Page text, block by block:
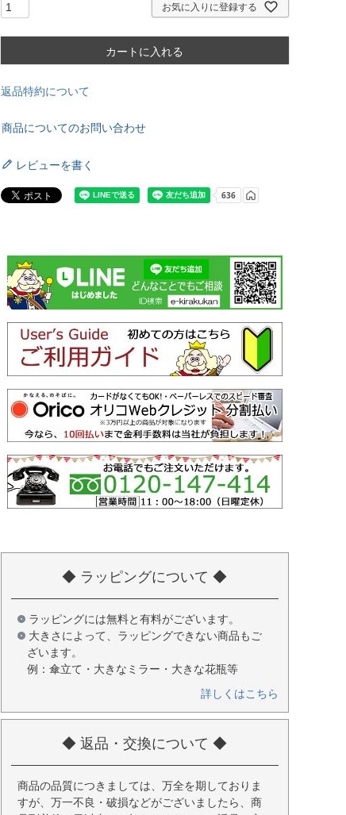
お気に入りに登録する
カートに入れる
返品特約について
商品についてのお問い合わせ
レビューを書く
◆ ラッピングについて ◆
ラッピングには無料と有料がございます。
大きさによって、ラッピングできない商品もご
ざいます。
例：傘立て・大きなミラー・大きな花瓶等
詳しくはこちら
◆ 返品・交換について ◆
商品の品質につきましては、万全を期しておりま
すが、万一不良・破損などがございましたら、商